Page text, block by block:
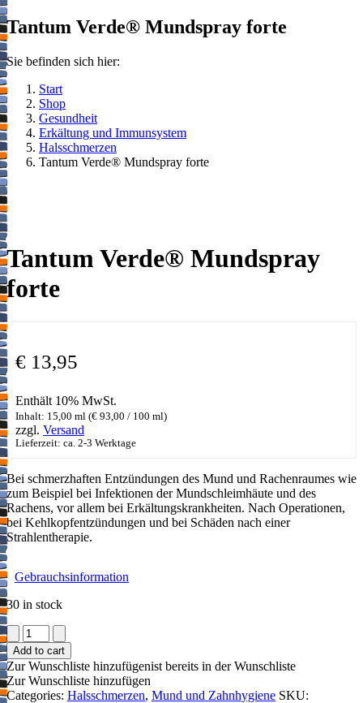
Tantum Verde® Mundspray forte
Sie befinden sich hier:
Start
Shop
Gesundheit
Erkältung und Immunsystem
Halsschmerzen
Tantum Verde® Mundspray forte
Tantum Verde® Mundspray
forte
€ 13,95
Enthält 10% MwSt.
Inhalt: 15,00 ml (€ 93,00 / 100 ml)
zzgl. Versand
Lieferzeit: ca. 2-3 Werktage
Bei schmerzhaften Entzündungen des Mund und Rachenraumes wie
zum Beispiel bei Infektionen der Mundschleimhäute und des
Rachens, vor allem bei Erkältungskrankheiten. Nach Operationen,
bei Kehlkopfentzündungen und bei Schäden nach einer
Strahlentherapie.
Gebrauchsinformation
30 in stock
Tantum
Verde®
Mundspray
forte
quantity
Add to cart
Zur Wunschliste hinzufügenist bereits in der Wunschliste
Zur Wunschliste hinzufügen
Categories: Halsschmerzen, Mund und Zahnhygiene SKU: